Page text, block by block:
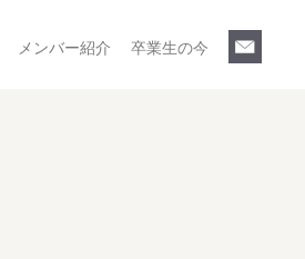
メンバー紹介 卒業生の今